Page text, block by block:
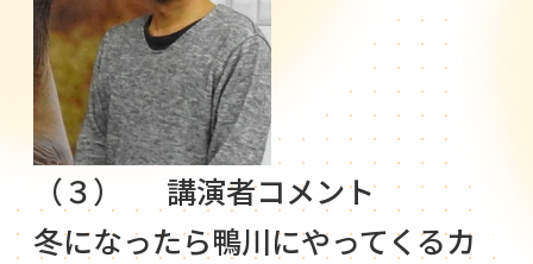
（３） 講演者コメント
冬になったら鴨川にやってくるカ